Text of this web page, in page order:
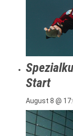
Start
August 8 @